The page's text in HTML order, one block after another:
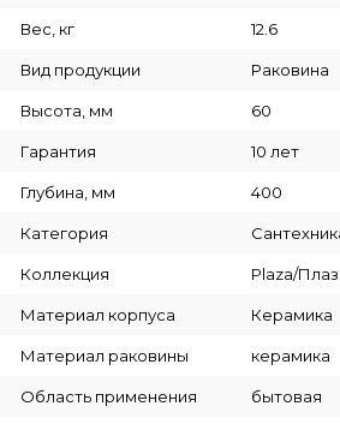
Вес, кг 12.6
Вид продукции Раковина
Высота, мм 60
Гарантия 10 лет
Глубина, мм 400
Категория
Коллекция Plaza/
Материал корпуса Керамика
Материал раковины керамика
Область применения бытовая